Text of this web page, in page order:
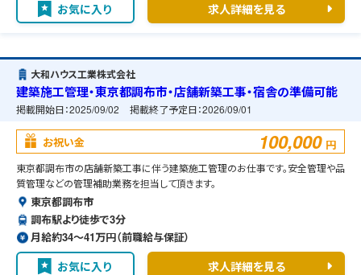
お気に入り 求人詳細を見る
大和ハウス工業株式会社
建築施工管理・東京都調布市・店舗新築工事・宿舎の準備可能
掲載開始日：2025/09/02 掲載終了予定日：2026/09/01
お祝い金 100,000 円
東京都調布市の店舗新築工事に伴う建築施工管理のお仕事です。安全管理や品
質管理などの管理補助業務を担当して頂きます。
東京都調布市
調布駅より徒歩で3分
月給約34〜41万円（前職給与保証）
お気に入り 求人詳細を見る